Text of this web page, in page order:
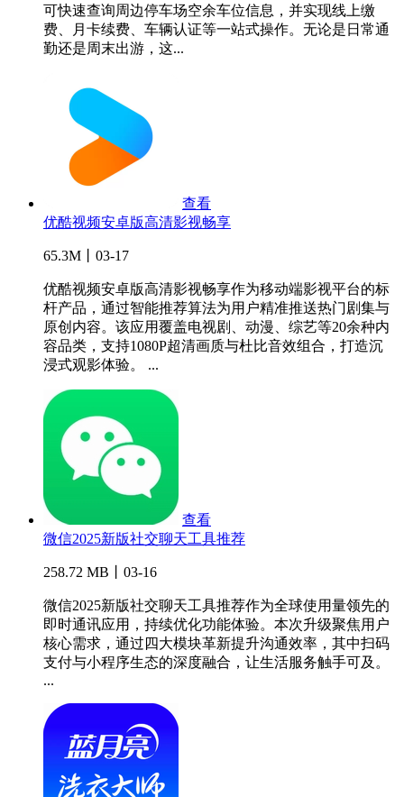
可快速查询周边停车场空余车位信息，并实现线上缴
费、月卡续费、车辆认证等一站式操作。无论是日常通
勤还是周末出游，这...
查看
优酷视频安卓版高清影视畅享
65.3M丨03-17
优酷视频安卓版高清影视畅享作为移动端影视平台的标
杆产品，通过智能推荐算法为用户精准推送热门剧集与
原创内容。该应用覆盖电视剧、动漫、综艺等20余种内
容品类，支持1080P超清画质与杜比音效组合，打造沉
浸式观影体验。 ...
查看
微信2025新版社交聊天工具推荐
258.72 MB丨03-16
微信2025新版社交聊天工具推荐作为全球使用量领先的
即时通讯应用，持续优化功能体验。本次升级聚焦用户
核心需求，通过四大模块革新提升沟通效率，其中扫码
支付与小程序生态的深度融合，让生活服务触手可及。
...